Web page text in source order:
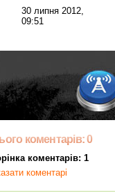
30 липня 2012,
09:51
коментарів: 0
коментарів: 1
коментарі